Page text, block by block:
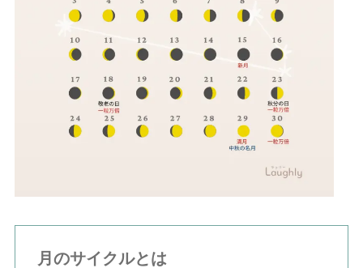
月のサイクルとは